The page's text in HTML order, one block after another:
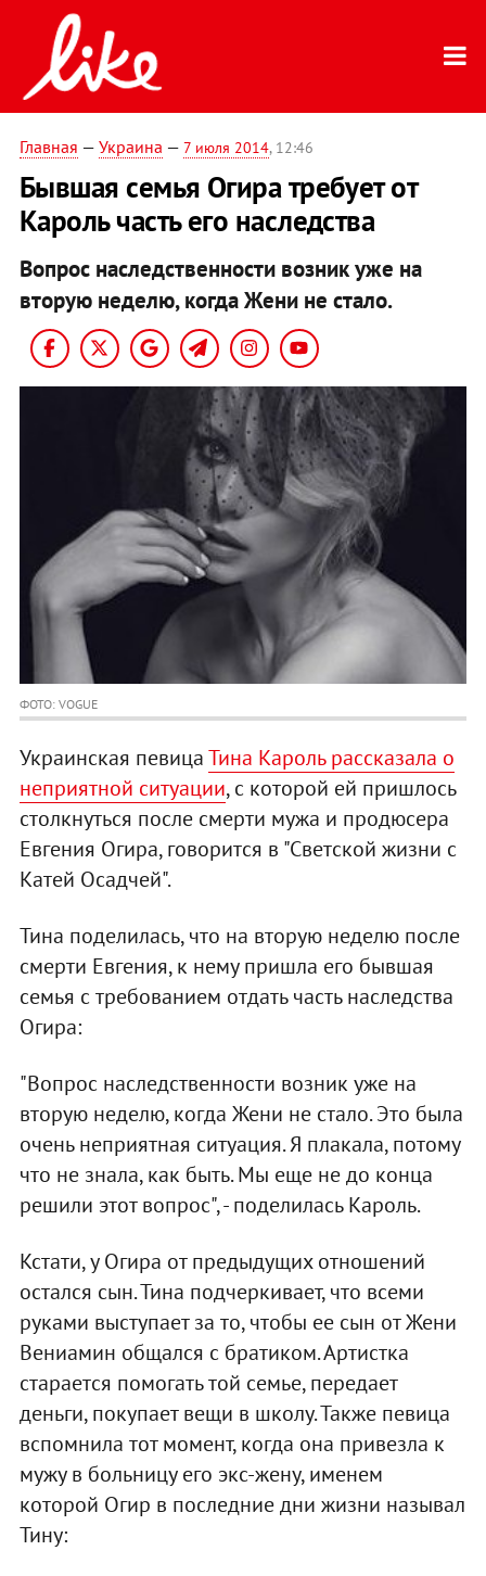
Главная — Украина — 7 июля 2014, 12:46
Бывшая семья Огира требует от
Кароль часть его наследства
Вопрос наследственности возник уже на
вторую неделю, когда Жени не стало.
ФОТО: VOGUE
Украинская певицаТина Кароль рассказала о
неприятной ситуации, с которой ей пришлось
столкнуться после смерти мужа и продюсера
Евгения Огира, говорится в "Светской жизни с
Катей Осадчей".
Тина поделилась, что на вторую неделю после
смерти Евгения, к нему пришла его бывшая
семья с требованием отдать часть наследства
Огира:
"Вопрос наследственности возник уже на
вторую неделю, когда Жени не стало. Это была
очень неприятная ситуация. Я плакала, потому
что не знала, как быть. Мы еще не до конца
решили этот вопрос", - поделилась Кароль.
Кстати, у Огира от предыдущих отношений
остался сын. Тина подчеркивает, что всеми
руками выступает за то, чтобы ее сын от Жени
Вениамин общался с братиком. Артистка
старается помогать той семье, передает
деньги, покупает вещи в школу. Также певица
вспомнила тот момент, когда она привезла к
мужу в больницу его экс-жену, именем
которой Огир в последние дни жизни называл
Тину: